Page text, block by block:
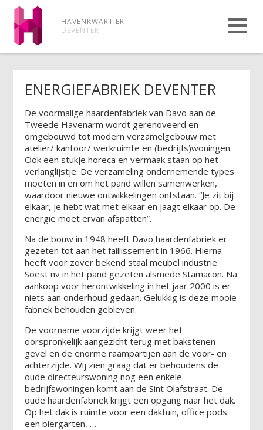
HAVENKWARTIER
DEVENTER
ENERGIEFABRIEK DEVENTER
De voormalige haardenfabriek van Davo aan de
Tweede Havenarm wordt gerenoveerd en
omgebouwd tot modern verzamelgebouw met
atelier/ kantoor/ werkruimte en (bedrijfs)woningen.
Ook een stukje horeca en vermaak staan op het
verlanglijstje. De verzameling ondernemende types
moeten in en om het pand willen samenwerken,
waardoor nieuwe ontwikkelingen ontstaan. “Je zit bij
elkaar, je hebt wat met elkaar en jaagt elkaar op. De
energie moet ervan afspatten”.
Na de bouw in 1948 heeft Davo haardenfabriek er
gezeten tot aan het faillissement in 1966. Hierna
heeft voor zover bekend staal meubel industrie
Soest nv in het pand gezeten alsmede Stamacon. Na
aankoop voor herontwikkeling in het jaar 2000 is er
niets aan onderhoud gedaan. Gelukkig is deze mooie
fabriek behouden gebleven.
De voorname voorzijde krijgt weer het
oorspronkelijk aangezicht terug met bakstenen
gevel en de enorme raampartijen aan de voor- en
achterzijde. Wij zien graag dat er behoudens de
oude directeurswoning nog een enkele
bedrijfswoningen komt aan de Sint Olafstraat. De
oude haardenfabriek krijgt een opgang naar het dak.
Op het dak is ruimte voor een daktuin, office pods
een biergarten, …